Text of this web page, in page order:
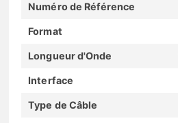
Numéro de Référence
Format
Longueur d'Onde
Interface
Type de Câble